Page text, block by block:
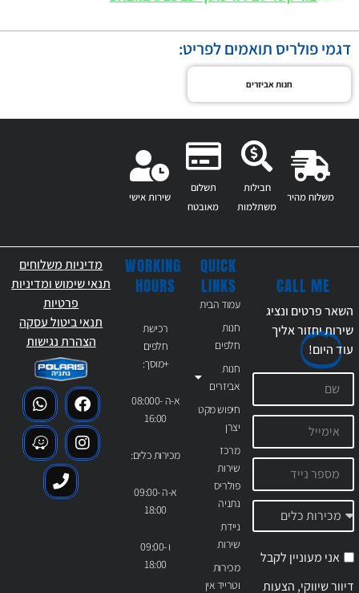
דגמי פולריס תואמים לפריט:
חנות אביזרים
משלוח מהיר
חבילות
משתלמות
תשלום
מאובטח
שירות אישי
QUICK
LINKS
עמוד הבית
חנות
חלפים
חנות
אביזרים
חיפוש מקט
יצרן
מרכז
שירות
פולריס
נתניה
ניידת
שירות
מכירות
וטרייד אין
WORKING
HOURS
רכישת
חלפים
+מוסך:
א-ה 08:000-
16:00
מכירות כלים:
א-ה 09:00-
18:00
ו 09:00-
18:00
CALL ME
השאר פרטים ונציג
שירות יחזור אליך
עודהיום!
אני מעוניין לקבל
דיוור שיווקי, הצעות
מדיניות משלוחים
תנאי שימוש ומדיניות
פרטיות
תנאי ביטול עסקה
הצהרת נגישות